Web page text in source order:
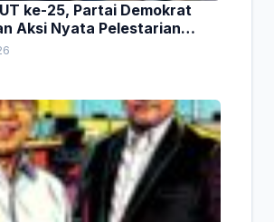
ke-25, Partai Demokrat
Aksi Nyata Pelestarian